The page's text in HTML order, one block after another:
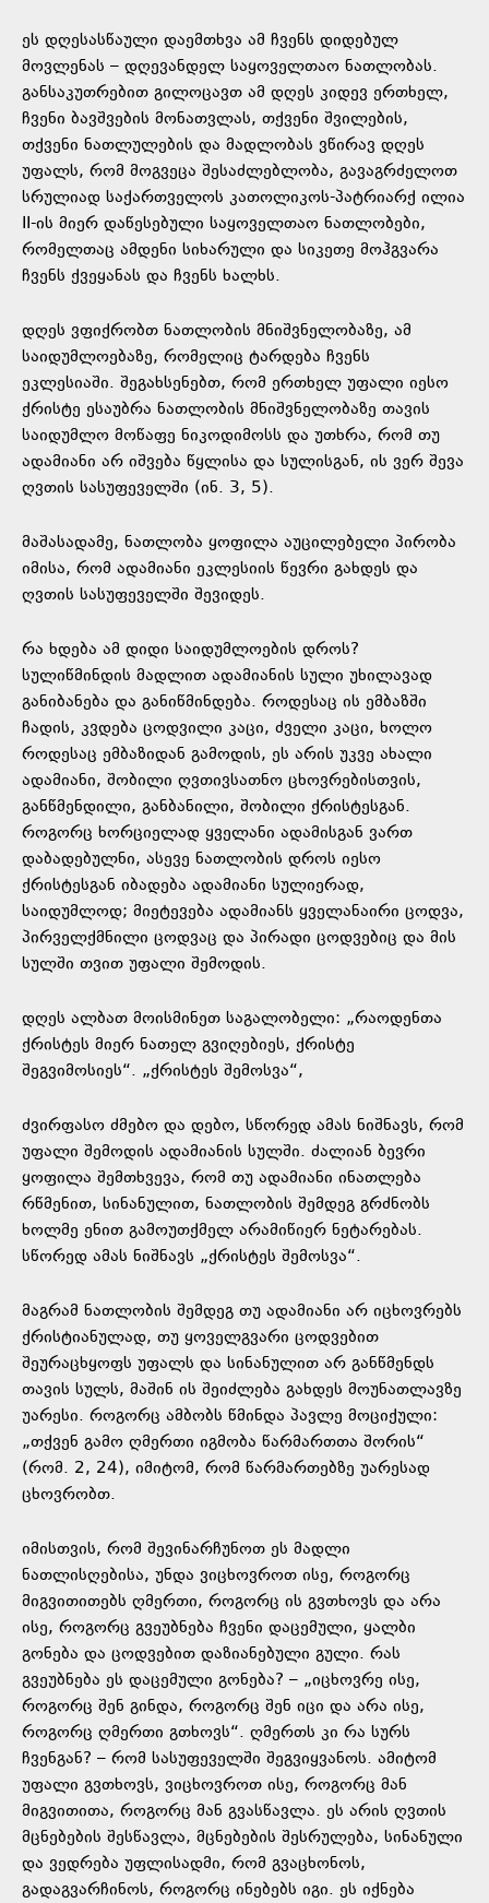
ეს დღესასწაული დაემთხვა ამ ჩვენს დიდებულ
მოვლენას – დღევანდელ საყოველთაო ნათლობას.
განსაკუთრებით გილოცავთ ამ დღეს კიდევ ერთხელ,
ჩვენი ბავშვების მონათვლას, თქვენი შვილების,
თქვენი ნათლულების და მადლობას ვწირავ დღეს
უფალს, რომ მოგვეცა შესაძლებლობა, გავაგრძელოთ
სრულიად საქართველოს კათოლიკოს-პატრიარქ ილია
II-ის მიერ დაწესებული საყოველთაო ნათლობები,
რომელთაც ამდენი სიხარული და სიკეთე მოჰგვარა
ჩვენს ქვეყანას და ჩვენს ხალხს.
დღეს ვფიქრობთ ნათლობის მნიშვნელობაზე, ამ
საიდუმლოებაზე, რომელიც ტარდება ჩვენს
ეკლესიაში. შეგახსენებთ, რომ ერთხელ უფალი იესო
ქრისტე ესაუბრა ნათლობის მნიშვნელობაზე თავის
საიდუმლო მოწაფე ნიკოდიმოსს და უთხრა, რომ თუ
ადამიანი არ იშვება წყლისა და სულისგან, ის ვერ შევა
ღვთის სასუფეველში (ინ. 3, 5).
მაშასადამე, ნათლობა ყოფილა აუცილებელი პირობა
იმისა, რომ ადამიანი ეკლესიის წევრი გახდეს და
ღვთის სასუფეველში შევიდეს.
რა ხდება ამ დიდი საიდუმლოების დროს?
სულიწმინდის მადლით ადამიანის სული უხილავად
განიბანება და განიწმინდება. როდესაც ის ემბაზში
ჩადის, კვდება ცოდვილი კაცი, ძველი კაცი, ხოლო
როდესაც ემბაზიდან გამოდის, ეს არის უკვე ახალი
ადამიანი, შობილი ღვთივსათნო ცხოვრებისთვის,
განწმენდილი, განბანილი, შობილი ქრისტესგან.
როგორც ხორციელად ყველანი ადამისგან ვართ
დაბადებულნი, ასევე ნათლობის დროს იესო
ქრისტესგან იბადება ადამიანი სულიერად,
საიდუმლოდ; მიეტევება ადამიანს ყველანაირი ცოდვა,
პირველქმნილი ცოდვაც და პირადი ცოდვებიც და მის
სულში თვით უფალი შემოდის.
დღეს ალბათ მოისმინეთ საგალობელი: „რაოდენთა
ქრისტეს მიერ ნათელ გვიღებიეს, ქრისტე
შეგვიმოსიეს“. „ქრისტეს შემოსვა“,
ძვირფასო ძმებო და დებო, სწორედ ამას ნიშნავს, რომ
უფალი შემოდის ადამიანის სულში. ძალიან ბევრი
ყოფილა შემთხვევა, რომ თუ ადამიანი ინათლება
რწმენით, სინანულით, ნათლობის შემდეგ გრძნობს
ხოლმე ენით გამოუთქმელ არამიწიერ ნეტარებას.
სწორედ ამას ნიშნავს „ქრისტეს შემოსვა“.
მაგრამ ნათლობის შემდეგ თუ ადამიანი არ იცხოვრებს
ქრისტიანულად, თუ ყოველგვარი ცოდვებით
შეურაცხყოფს უფალს და სინანულით არ განწმენდს
თავის სულს, მაშინ ის შეიძლება გახდეს მოუნათლავზე
უარესი. როგორც ამბობს წმინდა პავლე მოციქული:
„თქვენ გამო ღმერთი იგმობა წარმართთა შორის“
(რომ. 2, 24), იმიტომ, რომ წარმართებზე უარესად
ცხოვრობთ.
იმისთვის, რომ შევინარჩუნოთ ეს მადლი
ნათლისღებისა, უნდა ვიცხოვროთ ისე, როგორც
მიგვითითებს ღმერთი, როგორც ის გვთხოვს და არა
ისე, როგორც გვეუბნება ჩვენი დაცემული, ყალბი
გონება და ცოდვებით დაზიანებული გული. რას
გვეუბნება ეს დაცემული გონება? – „იცხოვრე ისე,
როგორც შენ გინდა, როგორც შენ იცი და არა ისე,
როგორც ღმერთი გთხოვს“. ღმერთს კი რა სურს
ჩვენგან? – რომ სასუფეველში შეგვიყვანოს. ამიტომ
უფალი გვთხოვს, ვიცხოვროთ ისე, როგორც მან
მიგვითითა, როგორც მან გვასწავლა. ეს არის ღვთის
მცნებების შესწავლა, მცნებების შესრულება, სინანული
და ვედრება უფლისადმი, რომ გვაცხონოს,
გადაგვარჩინოს, როგორც ინებებს იგი. ეს იქნება